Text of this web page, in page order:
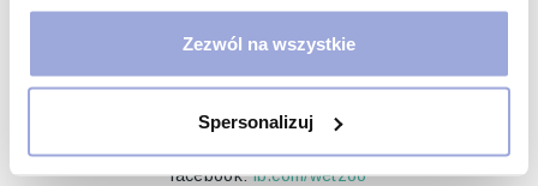
Zezwól na wszystkie
Spersonalizuj
Skontaktuj się z nami:
+48 665 665 672
+48 604 176 718
e-mail:biuro@wet-zoo.pl
facebook:fb.com/wetzoo